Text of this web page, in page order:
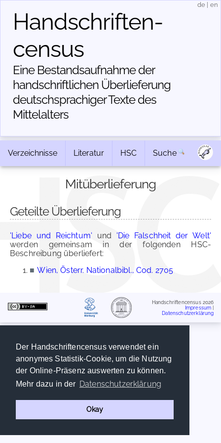
Der Handschriftencensus verwendet ein
anonymes Statistik-Cookie, um die Nutzung
der Online-Präsenz auswerten zu können.
Mehr dazu in der Datenschutzerklärung
Okay
Handschriften­
census
Eine Bestandsaufnahme der
handschriftlichen Über­lieferung
deutschsprachiger Texte des
Mittelalters
de en
Verzeichnisse Literatur HSC Suche
Mitüberlieferung
Geteilte Überlieferung
'Liebe und Reichtum' und 'Die Falschheit der Welt'
werden gemeinsam in der folgenden HSC-
Beschreibung überliefert:
■ Wien, Österr. Nationalbibl., Cod. 2705
Handschriftencensus 2026
Impressum
Datenschutzerklärung